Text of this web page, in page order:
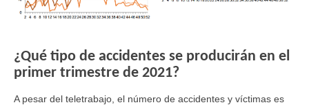
¿Qué tipo de accidentes se producirán en el
primer trimestre de 2021?
A pesar del teletrabajo, el número de accidentes y víctimas es